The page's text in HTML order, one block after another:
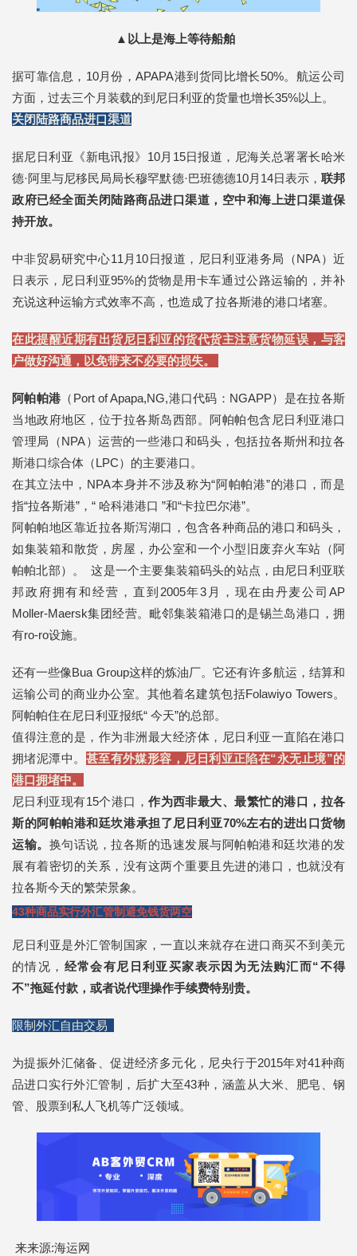
▲以上是海上等待船舶
据可靠信息，10月份，APAPA港到货同比增长50%。航运公司
方面，过去三个月装载的到尼日利亚的货量也增长35%以上。
关闭陆路商品进口渠道
据尼日利亚《新电讯报》10月15日报道，尼海关总署署长哈米
德·阿里与尼移民局局长穆罕默德·巴班德德10月14日表示， 联邦
政府已经全面关闭陆路商品进口渠道，空中和海上进口渠道保
持开放。
中非贸易研究中心11月10日报道，尼日利亚港务局（NPA）近
日表示，尼日利亚95%的货物是用卡车通过公路运输的，并补
充说这种运输方式效率不高，也造成了拉各斯港的港口堵塞。
在此提醒近期有出货尼日利亚的货代货主注意货物延误，与客
户做好沟通，以免带来不必要的损失。
阿帕帕港 （Port of Apapa,NG,港口代码：NGAPP）是在拉各斯
当地政府地区，位于拉各斯岛西部。阿帕帕包含尼日利亚港口
管理局（NPA）运营的一些港口和码头，包括拉各斯州和拉各
斯港口综合体（LPC）的主要港口。
在其立法中，NPA本身并不涉及称为“阿帕帕港”的港口，而是
指“拉各斯港”，“ 哈科港港口 ”和“卡拉巴尔港”。
阿帕帕地区靠近拉各斯泻湖口，包含各种商品的港口和码头，
如集装箱和散货，房屋，办公室和一个小型旧废弃火车站（阿
帕帕北部）。 这是一个主要集装箱码头的站点，由尼日利亚联
邦政府拥有和经营，直到2005年3月，现在由丹麦公司AP
Moller-Maersk集团经营。毗邻集装箱港口的是锡兰岛港口，拥
有ro-ro设施。
还有一些像Bua Group这样的炼油厂。它还有许多航运，结算和
运输公司的商业办公室。其他着名建筑包括Folawiyo Towers。
阿帕帕住在尼日利亚报纸“ 今天”的总部。
值得注意的是，作为非洲最大经济体，尼日利亚一直陷在港口
拥堵泥潭中。 甚至有外媒形容，尼日利亚正陷在“永无止境”的
港口拥堵中。
尼日利亚现有15个港口，作为西非最大、最繁忙的港口，拉各
斯的阿帕帕港和廷坎港承担了尼日利亚70%左右的进出口货物
运输。 换句话说，拉各斯的迅速发展与阿帕帕港和廷坎港的发
展有着密切的关系，没有这两个重要且先进的港口，也就没有
拉各斯今天的繁荣景象。
43种商品实行外汇管制避免钱货两空
尼日利亚是外汇管制国家，一直以来就存在进口商买不到美元
的情况， 经常会有尼日利亚买家表示因为无法购汇而“不得
不”拖延付款，或者说代理操作手续费特别贵。
限制外汇自由交易
为提振外汇储备、促进经济多元化，尼央行于2015年对41种商
品进口实行外汇管制，后扩大至43种，涵盖从大米、肥皂、钢
管、股票到私人飞机等广泛领域。
来来源:海运网